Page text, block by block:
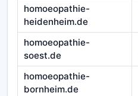
homoeopathie-
heidenheim.de
homoeopathie-
soest.de
homoeopathie-
bornheim.de